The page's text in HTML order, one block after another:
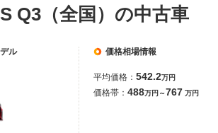
Q3（全国）の中古車
ル 価格相場情報
平均価格： 542.2万円
価格帯： 488万円～767 万円